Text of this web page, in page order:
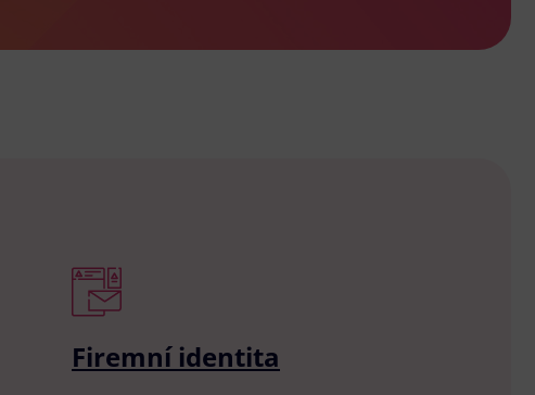
Firemní identita